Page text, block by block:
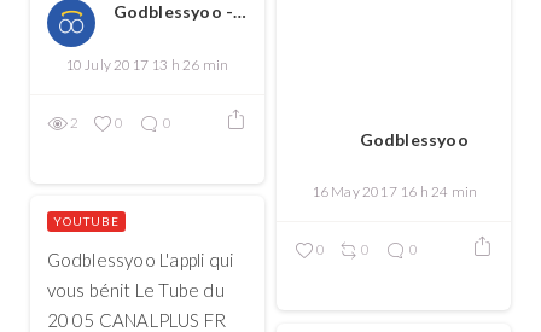
Godblessyoo - Spread love, spread the good
10 July 2017 13 h 26 min
2 0 0
Godblessyoo
16 May 2017 16 h 24 min
0 0 0
Godblessyoo L'appli qui
vous bénit Le Tube du
20 05 CANALPLUS FR
YOUTUBE